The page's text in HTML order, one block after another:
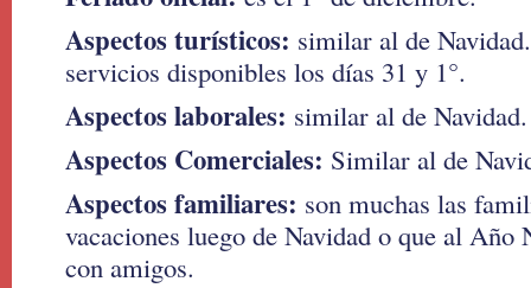
Aspectos turísticos: similar al de
servicios disponibles los días 31 y 1°.
Aspectos laborales: similar al de Navidad.
Aspectos Comerciales: Similar al de
Aspectos familiares: son muchas las
vacaciones luego de Navidad o que al Año
con amigos.